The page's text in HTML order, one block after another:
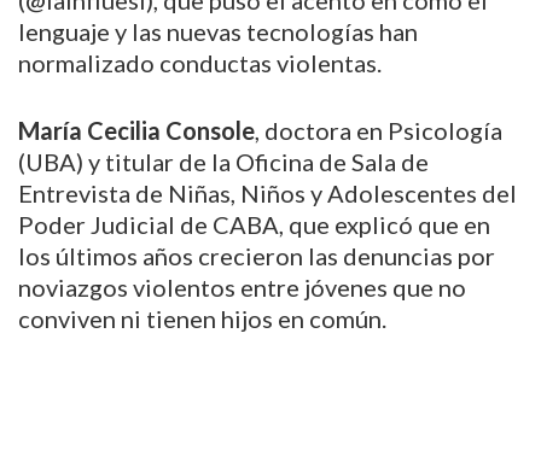
lenguaje y las nuevas tecnologías han
normalizado conductas violentas.
María Cecilia Console, doctora en Psicología
(UBA) y titular de la Oficina de Sala de
Entrevista de Niñas, Niños y Adolescentes del
Poder Judicial de CABA, que explicó que en
los últimos años crecieron las denuncias por
noviazgos violentos entre jóvenes que no
conviven ni tienen hijos en común.